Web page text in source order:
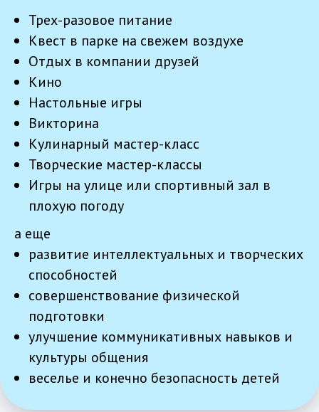
Трех-разовое питание
Квест в парке на свежем воздухе
Отдых в компании друзей
Кино
Настольные игры
Викторина
Кулинарный мастер-класс
Творческие мастер-классы
Игры на улице или спортивный зал в
плохую погоду
а еще
развитие интеллектуальных и творческих
способностей
совершенствование физической
подготовки
улучшение коммуникативных навыков и
культуры общения
веселье и конечно безопасность детей